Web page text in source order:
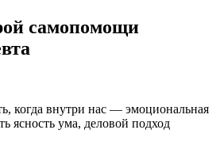
самопомощи
когда внутри нас — эмоциональная
ясность ума, деловой подход